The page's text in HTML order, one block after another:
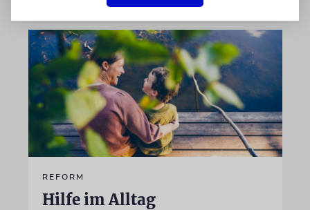
REFORM
Hilfe im Alltag